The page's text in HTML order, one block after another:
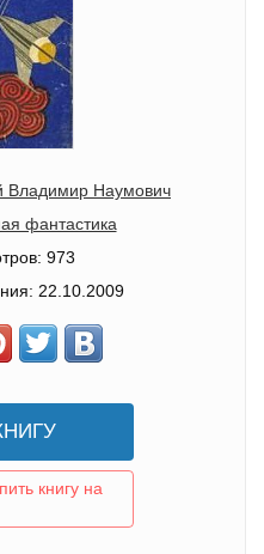
Владимир Наумович
фантастика
973
22.10.2009
книгу на